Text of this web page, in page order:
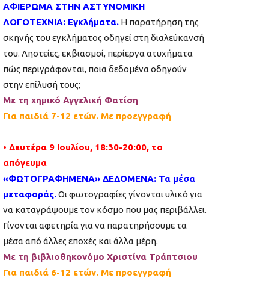
ΑΦΙΕΡΩΜΑ ΣΤΗΝ ΑΣΤΥΝΟΜΙΚΗ
ΛΟΓΟΤΕΧΝΙΑ: Εγκλήματα. Η παρατήρηση της
σκηνής του εγκλήματος οδηγεί στη διαλεύκανσή
του. Ληστείες, εκβιασμοί, περίεργα ατυχήματα
πώς περιγράφονται, ποια δεδομένα οδηγούν
στην επίλυσή τους;
Με τη χημικό Αγγελική Φατίση
Για παιδιά 7-12 ετών. Με προεγγραφή
• Δευτέρα 9 Ιουλίου, 18:30-20:00, το
απόγευμα
«ΦΩΤΟΓΡΑΦΗΜΕΝΑ» ΔΕΔΟΜΕΝΑ: Τα μέσα
μεταφοράς.Οι φωτογραφίες γίνονται υλικό για
να καταγράψουμε τον κόσμο που μας περιβάλλει.
Γίνονται αφετηρία για να παρατηρήσουμε τα
μέσα από άλλες εποχές και άλλα μέρη.
Με τη βιβλιοθηκονόμο Χριστίνα Τράπτσιου
Για παιδιά 6-12 ετών. Με προεγγραφή